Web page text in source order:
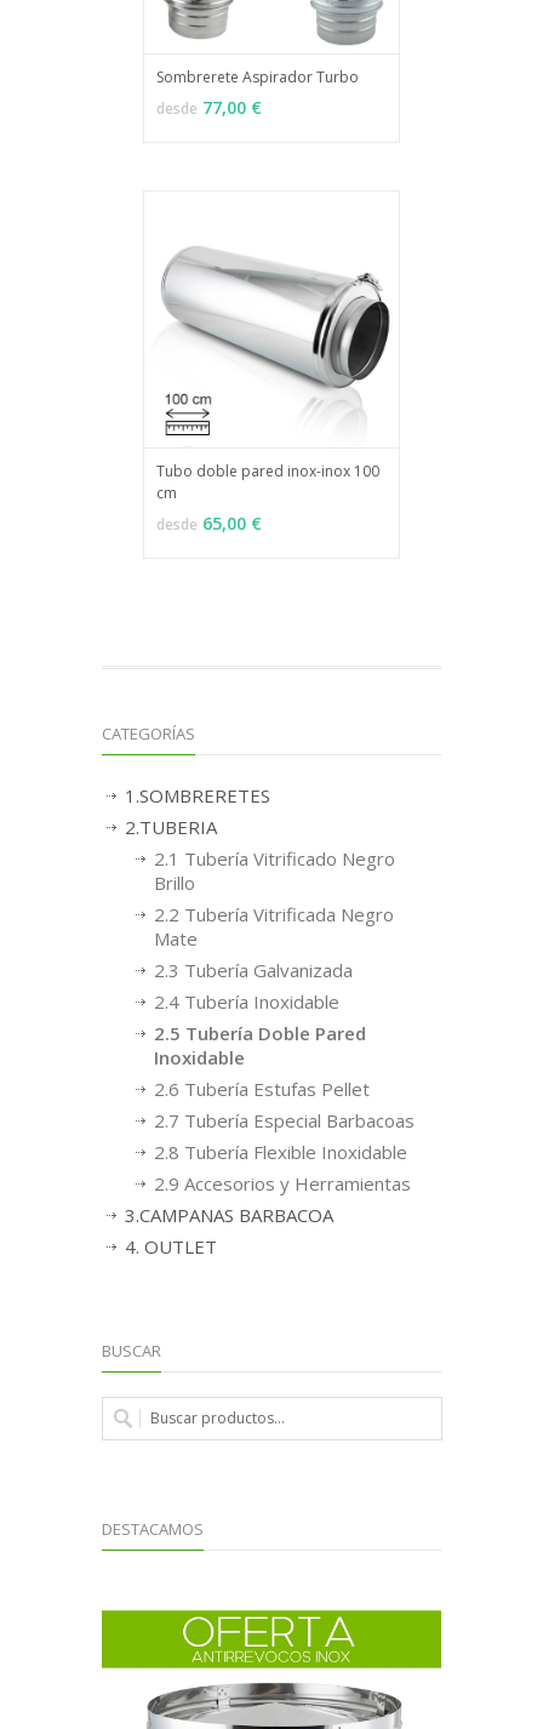
VER OPCIONES
Sombrerete Aspirador Turbo
desde 77,00 €
Tubo doble pared inox-inox 100
cm
desde 65,00 €
CATEGORÍAS
1.SOMBRERETES
2.TUBERIA
2.1 Tubería Vitrificado Negro
Brillo
2.2 Tubería Vitrificada Negro
Mate
2.3 Tubería Galvanizada
2.4 Tubería Inoxidable
2.5 Tubería Doble Pared
Inoxidable
2.6 Tubería Estufas Pellet
2.7 Tubería Especial Barbacoas
2.8 Tubería Flexible Inoxidable
2.9 Accesorios y Herramientas
3.CAMPANAS BARBACOA
4. OUTLET
BUSCAR
DESTACAMOS